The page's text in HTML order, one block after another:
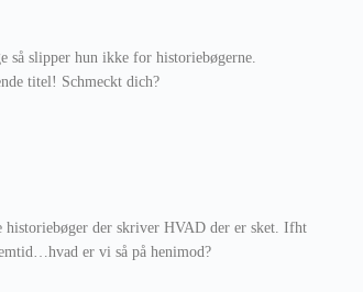
så slipper hun ikke for historiebøgerne.
titel! Schmeckt dich?
der skriver HVAD der er sket. Ifht
er vi så på henimod?